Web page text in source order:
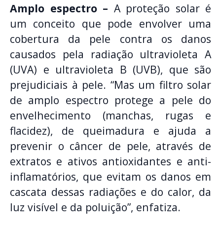
Amplo espectro – A proteção solar é
um conceito que pode envolver uma
cobertura da pele contra os danos
causados pela radiação ultravioleta A
(UVA) e ultravioleta B (UVB), que são
prejudiciais à pele. “Mas um filtro solar
de amplo espectro protege a pele do
envelhecimento (manchas, rugas e
flacidez), de queimadura e ajuda a
prevenir o câncer de pele, através de
extratos e ativos antioxidantes e anti-
inflamatórios, que evitam os danos em
cascata dessas radiações e do calor, da
luz visível e da poluição”, enfatiza.